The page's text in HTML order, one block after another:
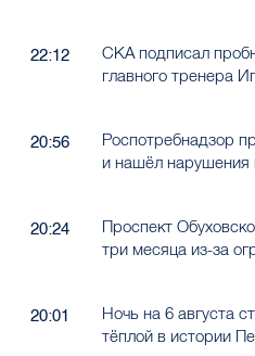
22:12
СКА подписал
главного тренера
20:56
Роспотребнадзор
и нашёл нарушения
20:24
Проспект
три месяца из-за
20:01
Ночь на 6 августа
тёплой в истории